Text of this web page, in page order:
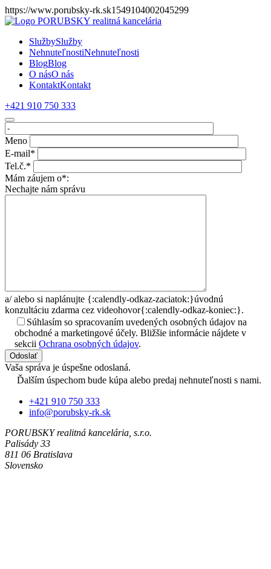
https://www.porubsky-rk.sk1549104002045299
SlužbySlužby
NehnuteľnostiNehnuteľnosti
BlogBlog
O násO nás
KontaktKontakt
+421 910 750 333
Meno
E-mail*
Tel.č.*
Mám záujem o*:
Nechajte nám správu
a/alebo si naplánujte {:calendly-odkaz-zaciatok:}úvodnú
konzultáciu zdarma cez videohovor{:calendly-odkaz-koniec:}.
Súhlasím so spracovaním uvedených osobných údajov na
obchodné a marketingové účely. Bližšie informácie nájdete v
sekcii Ochrana osobných údajov.
Odoslať
Vaša správa je úspešne odoslaná.
Ďalším úspechom bude kúpa alebo predaj nehnuteľnosti s nami.
+421 910 750 333
info@porubsky-rk.sk
PORUBSKY realitná kancelária, s.r.o.
Palisády 33
811 06 Bratislava
Slovensko